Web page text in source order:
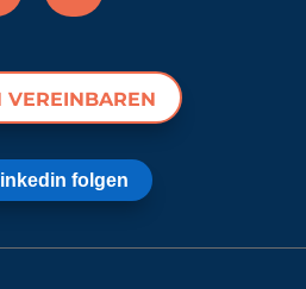
VEREINBAREN
folgen